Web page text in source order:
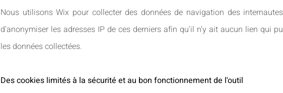
Nous utilisons Wix pour collecter des données de navigation des
d'anonymiser les adresses IP de ces derniers afin qu'il n'y ait aucun lien qui
les données collectées.
Des cookies limités à la sécurité et au bon fonctionnement de l'outil